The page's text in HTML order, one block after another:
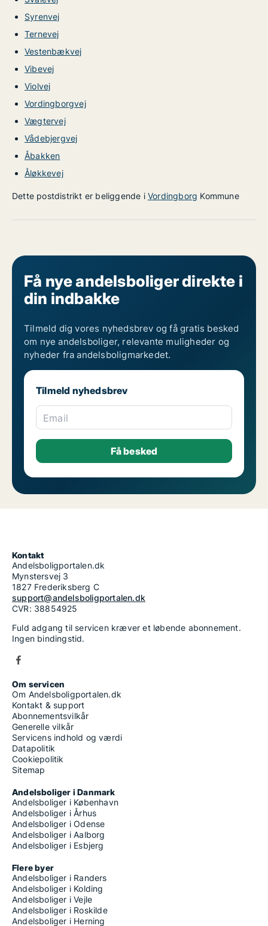
Syrenvej
Ternevej
Vestenbækvej
Vibevej
Violvej
Vordingborgvej
Vægtervej
Vådebjergvej
Åbakken
Åløkkevej
Dette postdistrikt er beliggende i Vordingborg Kommune
Få nye andelsboliger direkte i
din indbakke
Tilmeld dig vores nyhedsbrev og få gratis besked
om nye andelsboliger, relevante muligheder og
nyheder fra andelsboligmarkedet.
Tilmeld nyhedsbrev
Email
Kontakt
Andelsboligportalen.dk
Mynstersvej 3
1827 Frederiksberg C
support@andelsboligportalen.dk
CVR: 38854925
Fuld adgang til servicen kræver et løbende abonnement.
Ingen bindingstid.
Om servicen
Om Andelsboligportalen.dk
Kontakt & support
Abonnementsvilkår
Generelle vilkår
Servicens indhold og værdi
Datapolitik
Cookiepolitik
Sitemap
Andelsboliger i Danmark
Andelsboliger i København
Andelsboliger i Århus
Andelsboliger i Odense
Andelsboliger i Aalborg
Andelsboliger i Esbjerg
Flere byer
Andelsboliger i Randers
Andelsboliger i Kolding
Andelsboliger i Vejle
Andelsboliger i Roskilde
Andelsboliger i Herning